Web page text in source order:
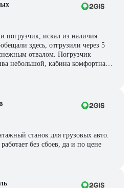
погрузчик, искал из наличия.
здесь, отгрузили через 5
отвалом. Погрузчик
небольшой, кабина комфортная,
станок для грузовых авто.
без сбоев, да и по цене